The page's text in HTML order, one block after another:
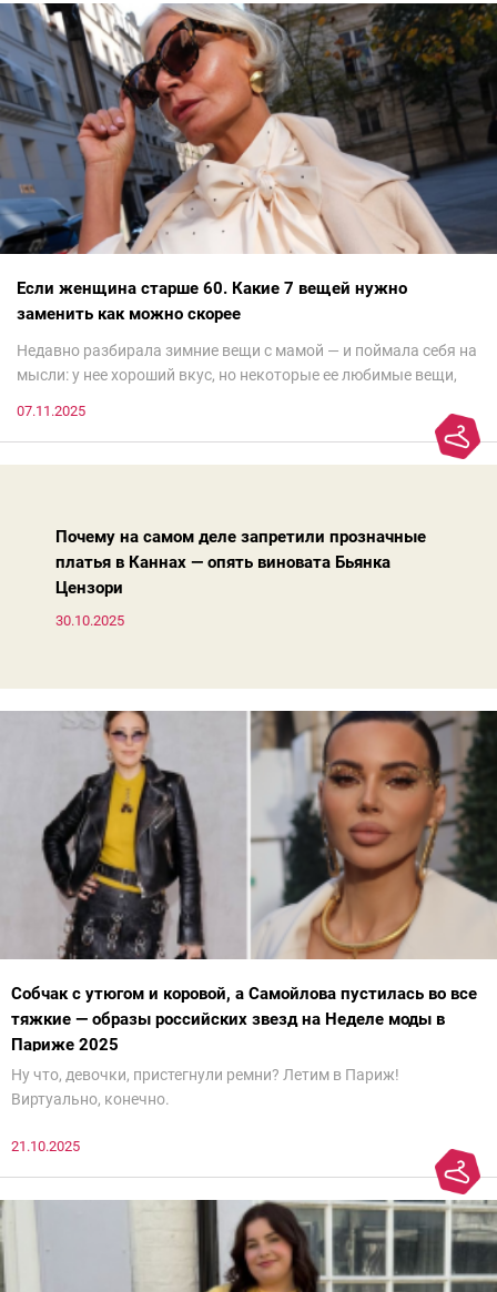
Если женщина старше 60. Какие 7 вещей нужно
заменить как можно скорее
Недавно разбирала зимние вещи с мамой — и поймала себя на
мысли: у нее хороший вкус, но некоторые ее любимые вещи,
моды. Вовсе нет.Проблема в том, что сама мода сделала шаг
07.11.2025
Почему на самом деле запретили прозначные
платья в Каннах — опять виновата Бьянка
Цензори
30.10.2025
Собчак с утюгом и коровой, а Самойлова пустилась во все
тяжкие — образы российских звезд на Неделе моды в
Париже 2025
Ну что, девочки, пристегнули ремни? Летим в Париж!
Виртуально, конечно.
21.10.2025